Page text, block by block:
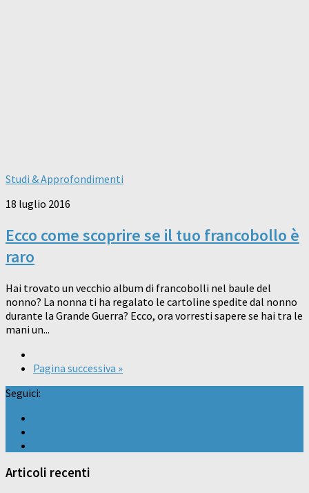
Studi & Approfondimenti
18 luglio 2016
Ecco come scoprire se il tuo francobollo è
raro
Hai trovato un vecchio album di francobolli nel baule del
nonno? La nonna ti ha regalato le cartoline spedite dal nonno
durante la Grande Guerra? Ecco, ora vorresti sapere se hai tra le
mani un...
Pagina successiva »
Seguici:
Articoli recenti